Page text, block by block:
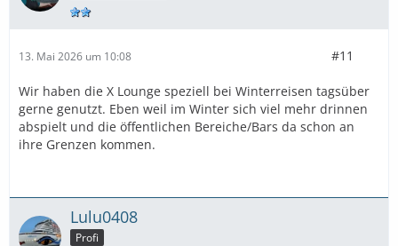
13. Mai 2026 um 10:08 #11
Wir haben die X Lounge speziell bei Winterreisen tagsüber
gerne genutzt. Eben weil im Winter sich viel mehr drinnen
abspielt und die öffentlichen Bereiche/Bars da schon an
ihre Grenzen kommen.
Lulu0408
Profi